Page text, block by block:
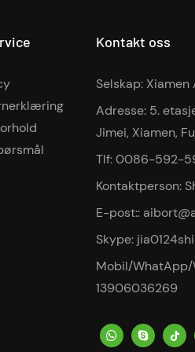
Kontakt oss
Selskap:
Adresse: 5.
Jimei, Xiamen,
Tlf: 0086-592-
Kontaktperson:
E-post::
Skype:
Mobil/
13906036269